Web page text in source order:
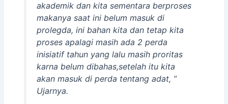
akademik dan kita sementara berproses
makanya saat ini belum masuk di
prolegda, ini bahan kita dan tetap kita
proses apalagi masih ada 2 perda
inisiatif tahun yang lalu masih proritas
karna belum dibahas,setelah itu kita
akan masuk di perda tentang adat, ”
Ujarnya.